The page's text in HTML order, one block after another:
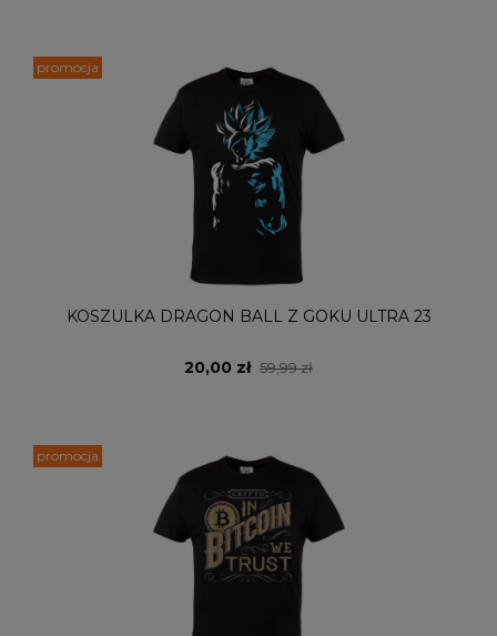
KOSZULKA DRAGON BALL Z GOKU ULTRA 23
20,00 zł 59,99 zł
promocja
promocja